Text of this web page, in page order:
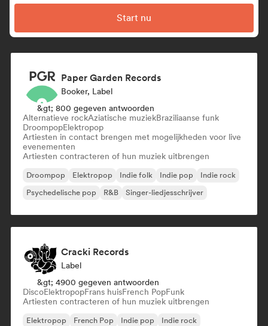
Start nu
Paper Garden Records
Booker, Label
&gt; 800 gegeven antwoorden
Alternatieve rockAziatische muziekBraziliaanse funk
DroompopElektropop
Artiesten in contact brengen met mogelijkheden voor live
evenementen
Artiesten contracteren of hun muziek uitbrengen
Droompop Elektropop Indie folk Indie pop
Indie rock
Psychedelische pop
R&B Singer-liedjesschrijver
Cracki Records
Label
&gt; 4900 gegeven antwoorden
DiscoElektropopFrans huisFrench PopFunk
Artiesten contracteren of hun muziek uitbrengen
Elektropop French Pop Indie pop
Indie rock